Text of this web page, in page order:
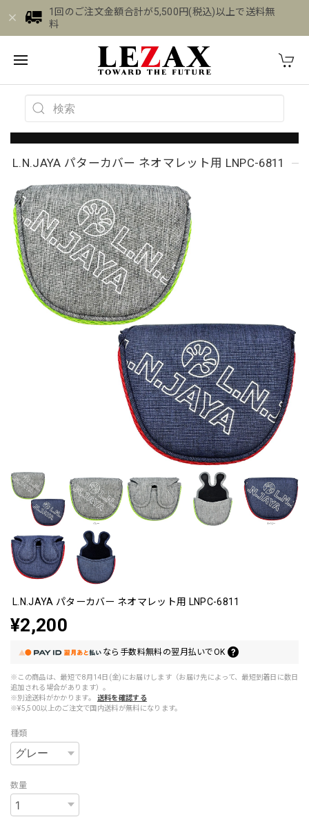
1回のご注文金額合計が5,500円(税込)以上で送料無
料
L.N.JAYA パターカバー ネオマレット用 LNPC-6811
L.N.JAYA パターカバー ネオマレット用 LNPC-6811
¥2,200
なら 手数料無料の翌月払いでOK
※この商品は、最短で8月14日(金)にお届けします（お届け先によって、最短到着日に数日
追加される場合があります）。
※別途送料がかかります。
送料を確認する
※¥5,500以上のご注文で国内送料が無料になります。
種類
数量